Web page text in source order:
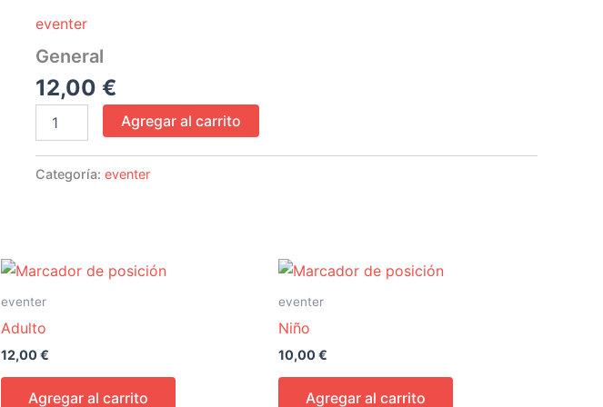
eventer
General
12,00 €
Agregar al carrito
Categoría: eventer
eventer
Adulto
12,00€
Agregar al carrito
eventer
Niño
10,00€
Agregar al carrito